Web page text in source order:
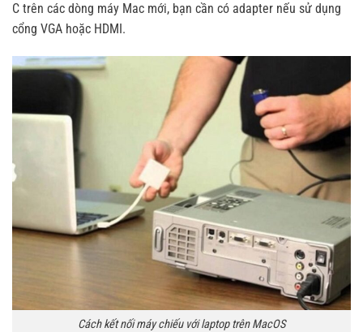
C trên các dòng máy Mac mới, bạn cần có adapter nếu sử dụng
cổng VGA hoặc HDMI.
Cách kết nối máy chiếu với laptop trên MacOS